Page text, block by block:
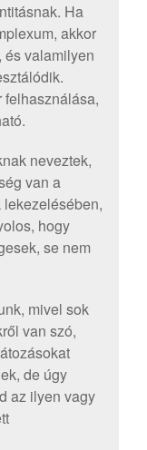
Ha
akkor
és valamilyen
felhasználása,
neveztek,
van a
hogy
se nem
mivel sok
van szó,
de úgy
az ilyen vagy